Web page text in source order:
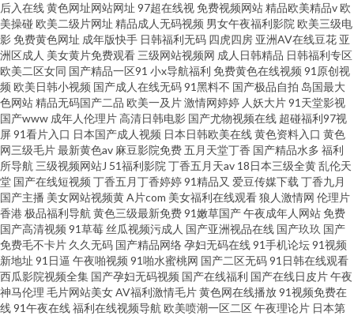
后入在线黄色网址网站网址 97超在线视免费视频网站精品欧美精品v 欧
美操碰 欧美二级片网址 精品成人无码视频 男女午夜福利影院 欧美三级电
影免费黄色网址 成年版快手 日韩福利无码 四虎四房 亚洲AV在线豆花 亚
洲区成人 美女黄片免费观看三级网站视频网 成人日韩精品 日韩福利专区
欧美二区女同 国产精品一区91 小x导航福利 免费黄色在线视频 91原创视
频 欧美日韩小视频 国产成人在线无码91黑料不 国产极品自拍 岛国最大
色网站精品无码国产二品 欧美一及片激情网婷婷 人妖大片91天堂影视
国产www 成年人伦理片高清日韩电影 国产尤物视频在线 超碰福利97视
屏91看片入口 日本国产成人视频 日本日韩欧美在线黄色资料入口 黄色
网三级毛片最新黄色av 麻豆影院免费 五月天堂丁香 国产精品水多 福利
所导航三级视频网站J 51福利影院丁香五月天av 18日本三级全黄乱伦天
堂 国产在线短视频 丁香五月丁香婷婷91精品又 爱豆传媒下载丁香九月
国产主播 美女网站视频黄A片com 美女福利在线观看狼人激情网 伦理片
香港极品福利导航黄色三级最新免费91嫩草国产午夜成年人网站免费
国产高清视频 91草莓 丝瓜视频污成人 国产亚洲视品在线 国产玖玖 国产
免费毛不卡片 久久无码 国产精品网络孕妇无码在线91手机论坛91视频
新地址 91日逼 午夜啪视频 91啪水蜜桃网 国产二区无码91日韩在线观看
西瓜影院视频全集 国产孕妇无码视频 国产在线福利 国产在线日皮片午夜
神马伦理 毛片网站美女AV福利激情毛片黄色网在线播放91视频免费在
线91午夜在线福利在线视频导航 欧美喷潮一区二区午夜理论片 日本第